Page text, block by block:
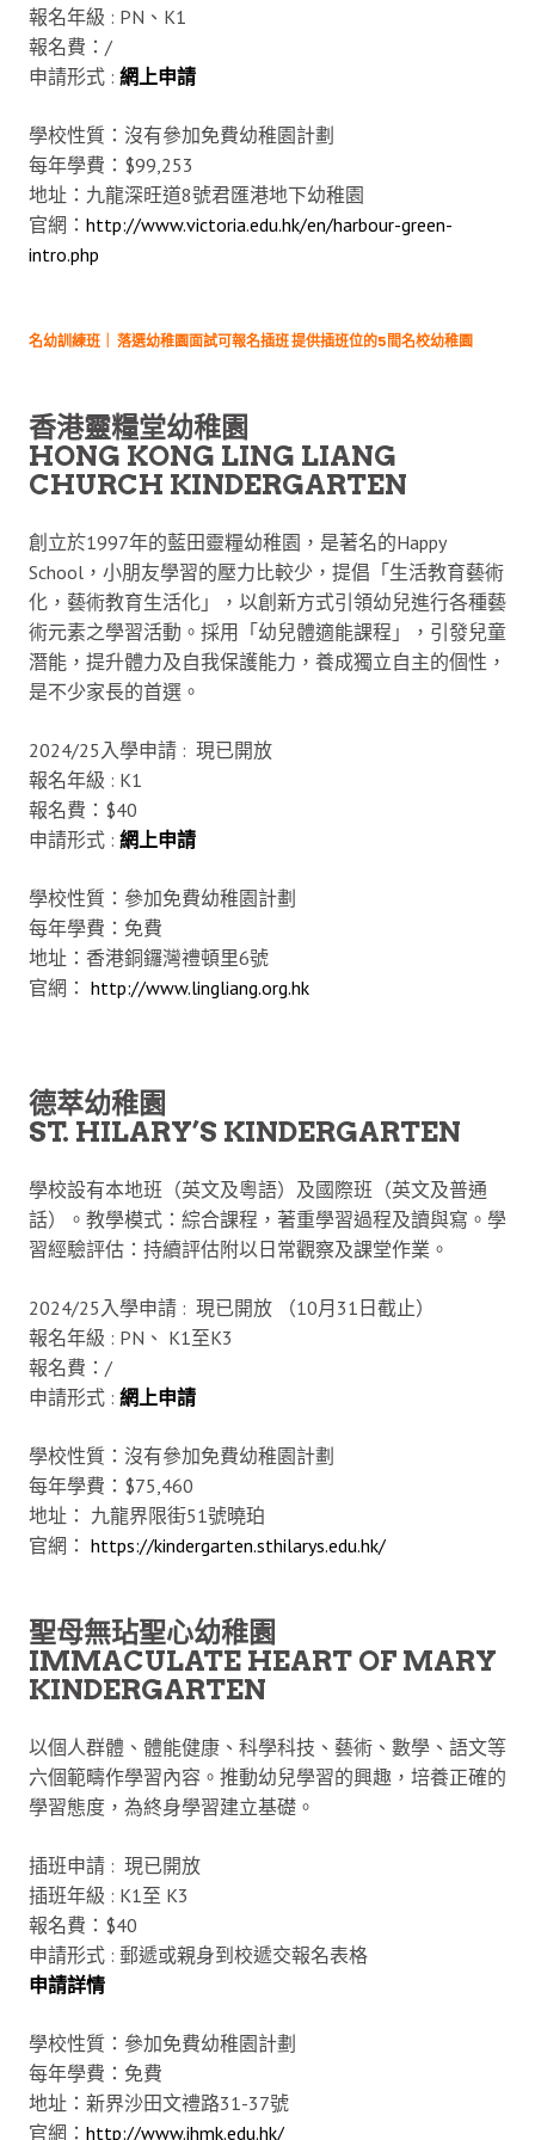
報名年級 : PN、K1
報名費：/
申請形式 : 網 上申請
學校性質：沒有參加免費幼稚園計劃
每年學費：$99,253
地址：九龍深旺道8號君匯港地下幼稚園
官網： http://www.victoria.edu.hk/en/harbour-green-
intro.php
名幼訓練班｜ 落選幼稚園面試可報名插班 提供插班位的5間名校幼稚園
香港靈糧堂幼稚園
HONG KONG LING LIANG
CHURCH KINDERGARTEN
創立於1997年的藍田靈糧幼稚園，是著名的Happy
School，小朋友學習的壓力比較少，提倡「生活教育藝術
化，藝術教育生活化」，以創新方式引領幼兒進行各種藝
術元素之學習活動。採用「幼兒體適能課程」，引發兒童
潛能，提升體力及自我保護能力，養成獨立自主的個性，
是不少家長的首選。
2024/25入學申請 : 現已開放
報名年級 : K1
報名費：$40
申請形式 : 網 上申請
學校性質：參加免費幼稚園計劃
每年學費：免費
地址：香港銅鑼灣禮頓里6號
官網： http://www.lingliang.org.hk
德萃幼稚園
ST. HILARY’S KINDERGARTEN
學校設有本地班（英文及粵語）及國際班（英文及普通
話）。教學模式：綜合課程，著重學習過程及讀與寫。學
習經驗評估：持續評估附以日常觀察及課堂作業。
2024/25入學申請 : 現已開放 （10月31日截止）
報名年級 : PN、 K1至K3
報名費：/
申請形式 : 網 上申請
學校性質：沒有參加免費幼稚園計劃
每年學費：$75,460
地址： 九龍界限街51號曉珀
官網： https://kindergarten.sthilarys.edu.hk/
聖母無玷聖心幼稚園
IMMACULATE HEART OF MARY
KINDERGARTEN
以個人群體、體能健康、科學科技、藝術、數學、語文等
六個範疇作學習內容。推動幼兒學習的興趣，培養正確的
學習態度，為終身學習建立基礎。
插班申請 : 現已開放
插班年級 : K1至 K3
報名費：$40
申請形式 : 郵遞或親身到校遞交報名表格
申請詳情
學校性質：參加免費幼稚園計劃
每年學費：免費
地址：新界沙田文禮路31-37號
官網： http://www.ihmk.edu.hk/